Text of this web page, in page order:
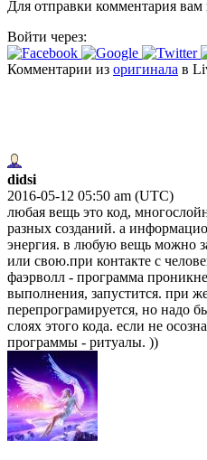
Для отправки комментария вам
Войти через:
Комментарии из оригинала в
didsi
2016-05-12 05:50 am (UTC)
любая вещь это код,
разных созданий. а
энергия. в любую вещь можно
или свою.при контакте с
фаэрволл - программа
выполнения, запустится. при
перепрограмируется, но надо
слоях этого кода. если не
программы - ритуалы. ))